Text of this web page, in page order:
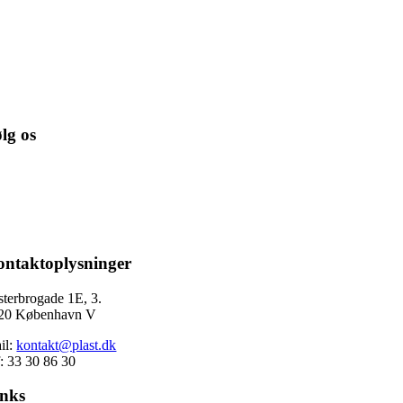
os
1E, 3.
København V
kontakt@plast.dk
33 30 86 30